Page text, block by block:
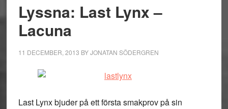
Lyssna: Last Lynx –
Lacuna
11 DECEMBER, 2013 BYJONATAN SÖDERGREN
Last Lynx bjuder på ett första smakprov på sin